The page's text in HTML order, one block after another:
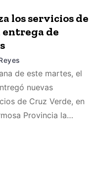
los servicios de
entrega de
de este martes, el
nuevas
de Cruz Verde, en
Provincia la…